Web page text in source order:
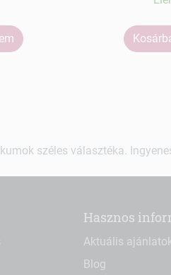
széles választéka.
Hasznos
Aktuális
Blog